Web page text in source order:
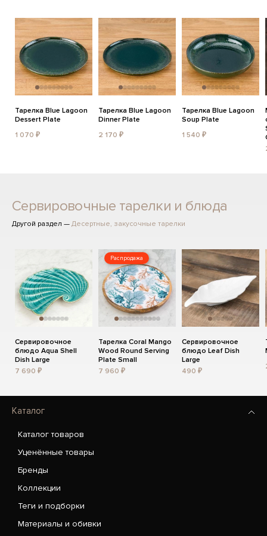
Тарелка Blue Lagoon
Dessert Plate
1 070 ₽
Тарелка Blue Lagoon
Dinner Plate
2 170 ₽
Тарелка Blue Lagoon
Soup Plate
1 540 ₽
Сервировочные тарелки и блюда
Другой раздел — Десертные, закусочные тарелки
Сервировочное
блюдо Aqua Shell
Dish Large
7 690 ₽
Распродажа
Тарелка Coral Mango
Wood Round Serving
Plate Small
7 960 ₽
Сервировочное
блюдо Leaf Dish
Large
490 ₽
Каталог
Каталог товаров
Уценённые товары
Бренды
Коллекции
Теги и подборки
Материалы и обивки